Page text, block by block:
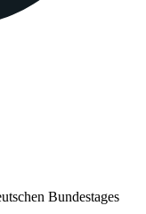
Bundestages